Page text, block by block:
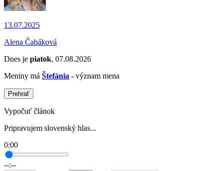
13.07.2025
Alena Čabáková
Dnes je piatok, 07.08.2026
Meniny má Štefánia - význam mena
Prehrať
Vypočuť článok
Pripravujem slovenský hlas...
0:00
--:--